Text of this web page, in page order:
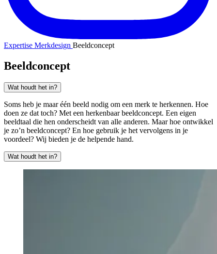
Expertise Merkdesign Beeldconcept
Beeldconcept
Wat houdt het in?
Soms heb je maar één beeld nodig om een merk te herkennen. Hoe
doen ze dat toch? Met een herkenbaar beeldconcept. Een eigen
beeldtaal die hen onderscheidt van alle anderen. Maar hoe ontwikkel
je zo’n beeldconcept? En hoe gebruik je het vervolgens in je
voordeel? Wij bieden je de helpende hand.
Wat houdt het in?